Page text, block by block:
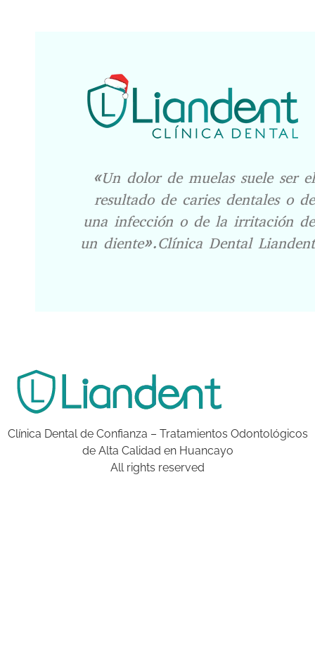
«Un dolor de muelas suele ser el
resultado de caries dentales o de
una infección o de la irritación de
un diente».Clínica Dental Liandent
Clínica Dental de Confianza – Tratamientos Odontológicos
de Alta Calidad en Huancayo
All rights reserved